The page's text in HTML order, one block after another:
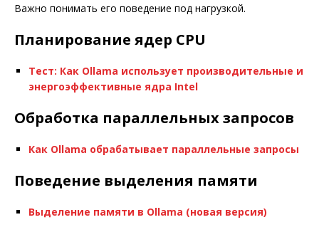
Важно понимать его поведение под нагрузкой.
Планирование ядер CPU
Тест: Как Ollama использует производительные и
энергоэффективные ядра Intel
Обработка параллельных запросов
Как Ollama обрабатывает параллельные запросы
Поведение выделения памяти
Выделение памяти в Ollama (новая версия)